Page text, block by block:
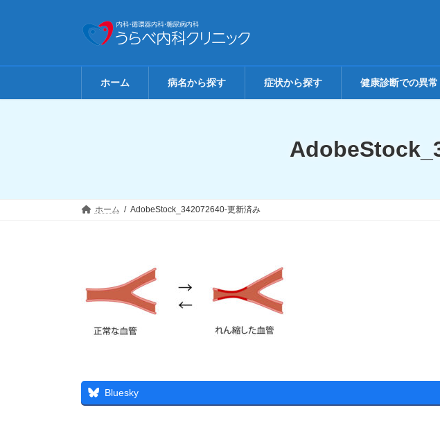
ツ
シ
ホーム 病名から探す 症状から探す 健康診断での異常
ホーム AdobeStock_342072640-更新済み
Bluesky